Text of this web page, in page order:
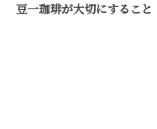
豆一珈琲が大切にすること